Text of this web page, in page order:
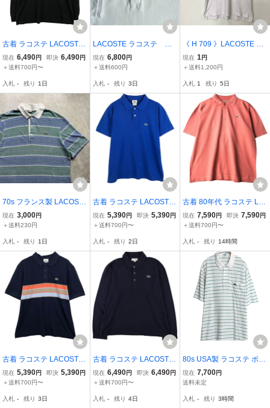
古着 ラコステ LACOSTE
長袖 ポロシャツ 6 メンズ
XL相当 /eaa619115
現在 6,490円 即決 6,490円
＋送料700円〜
入札 - 残り 1日
LACOSTE ラコステ コ
ットン鹿の子素材 ポロ
シャツ サイズ 6 ホワイ
現在 6,800円
＋送料600円
入札 - 残り 3日
《 H 709 》LACOSTE ラ
コステ 半袖ポロシャツ ス
ポーツ ゴルフ サイズ6 ト
メリカ古着 古着卸
現在 1円
＋送料1,200円
入札 1 残り 5日
70s フランス製 LACOST
E ボーダー ポロシャツ 6
鹿の子 ビンテージ ラコス
現在 3,000円
＋送料230円
入札 - 残り 1日
古着 ラコステ LACOSTE
フランス企画 半袖 ポロシ
ャツ 6 メンズXL相当 /eaa
現在 5,390円 即決 5,390円
＋送料700円〜
入札 - 残り 2日
古着 80年代 ラコステ LA
COSTE CHEMISE フレン
チラコステ 半袖 ポロシャ
相当 ヴィンテージ /eaa62
現在 7,590円 即決 7,590円
＋送料700円〜
入札 - 残り 14時間
古着 ラコステ LACOSTE
フランス企画 半袖 ポロシ
ャツ 6 メンズXL相当 /eaa
現在 5,390円 即決 5,390円
＋送料700円〜
入札 - 残り 3日
古着 ラコステ LACOSTE
SLIM FIT 長袖 ポロシャツ
6 メンズXL相当 長袖 /eaa
現在 6,490円 即決 6,490円
＋送料700円〜
入札 - 残り 4日
80s USA製 ラコステ ボー
ダー 鹿の子 半袖 ポロシ
ャツ メンズ XL ヴィンテ
付き カットソー ワンポイ
現在 7,700円
送料未定
入札 - 残り 3時間